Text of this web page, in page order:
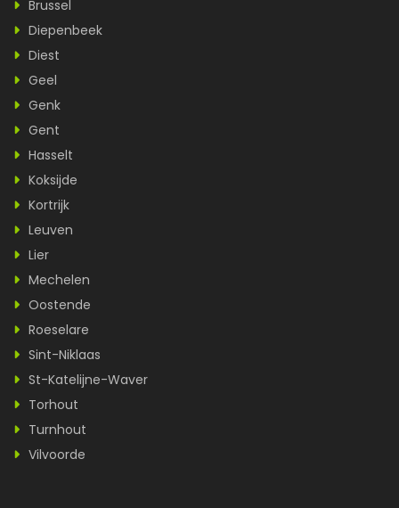
Brussel
Diepenbeek
Diest
Geel
Genk
Gent
Hasselt
Koksijde
Kortrijk
Leuven
Lier
Mechelen
Oostende
Roeselare
Sint-Niklaas
St-Katelijne-Waver
Torhout
Turnhout
Vilvoorde